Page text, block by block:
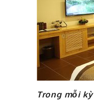
Trong mỗi